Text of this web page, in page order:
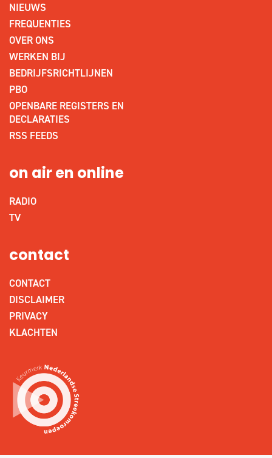
NIEUWS
FREQUENTIES
OVER ONS
WERKEN BIJ
BEDRIJFSRICHTLIJNEN
PBO
OPENBARE REGISTERS EN
DECLARATIES
RSS FEEDS
on air en online
RADIO
TV
contact
CONTACT
DISCLAIMER
PRIVACY
KLACHTEN